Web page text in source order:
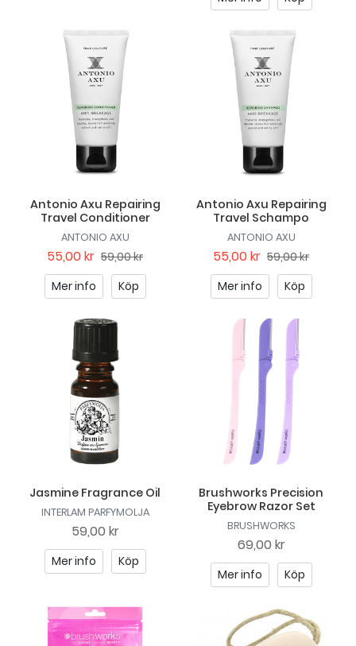
Antonio Axu Repairing
Travel Conditioner
ANTONIO AXU
55,00 kr 59,00 kr
Mer info
Köp
Antonio Axu Repairing
Travel Schampo
ANTONIO AXU
55,00 kr 59,00 kr
Mer info
Köp
Jasmine Fragrance Oil
INTERLAM PARFYMOLJA
59,00 kr
Mer info Köp
Brushworks Precision
Eyebrow Razor Set
BRUSHWORKS
69,00 kr
Mer info Köp